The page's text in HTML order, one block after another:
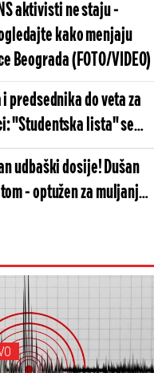
aktivisti ne staju -
kako menjaju
Beograda (FOTO/VIDEO)
predsednika do veta za
"Studentska lista" se
što je i sastavljena
udbaški dosije! Dušan
- optužen za muljanje i